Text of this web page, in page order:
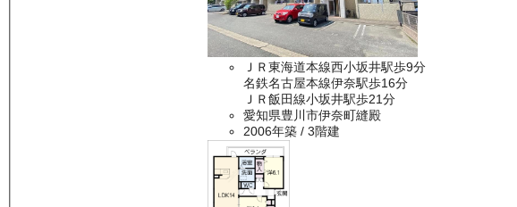
ＪＲ東海道本線西小坂井駅歩9分
名鉄名古屋本線伊奈駅歩16分
ＪＲ飯田線小坂井駅歩21分
愛知県豊川市伊奈町縫殿
2006年築 / 3階建